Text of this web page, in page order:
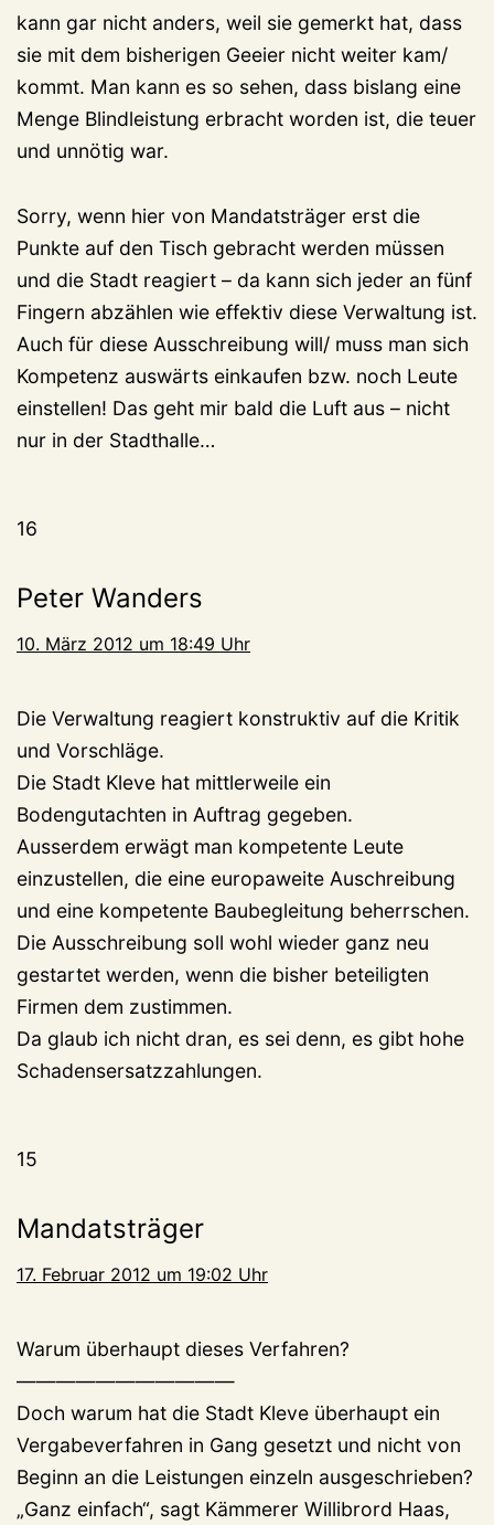
kann gar nicht anders, weil sie gemerkt hat, dass
sie mit dem bisherigen Geeier nicht weiter kam/
kommt. Man kann es so sehen, dass bislang eine
Menge Blindleistung erbracht worden ist, die teuer
und unnötig war.
Sorry, wenn hier von Mandatsträger erst die
Punkte auf den Tisch gebracht werden müssen
und die Stadt reagiert – da kann sich jeder an fünf
Fingern abzählen wie effektiv diese Verwaltung ist.
Auch für diese Ausschreibung will/ muss man sich
Kompetenz auswärts einkaufen bzw. noch Leute
einstellen! Das geht mir bald die Luft aus – nicht
nur in der Stadthalle…
16
Peter Wanders
10. März 2012 um 18:49 Uhr
Die Verwaltung reagiert konstruktiv auf die Kritik
und Vorschläge.
Die Stadt Kleve hat mittlerweile ein
Bodengutachten in Auftrag gegeben.
Ausserdem erwägt man kompetente Leute
einzustellen, die eine europaweite Auschreibung
und eine kompetente Baubegleitung beherrschen.
Die Ausschreibung soll wohl wieder ganz neu
gestartet werden, wenn die bisher beteiligten
Firmen dem zustimmen.
Da glaub ich nicht dran, es sei denn, es gibt hohe
Schadensersatzzahlungen.
15
Mandatsträger
17. Februar 2012 um 19:02 Uhr
Warum überhaupt dieses Verfahren?
———————————
Doch warum hat die Stadt Kleve überhaupt ein
Vergabeverfahren in Gang gesetzt und nicht von
Beginn an die Leistungen einzeln ausgeschrieben?
„Ganz einfach“, sagt Kämmerer Willibrord Haas,